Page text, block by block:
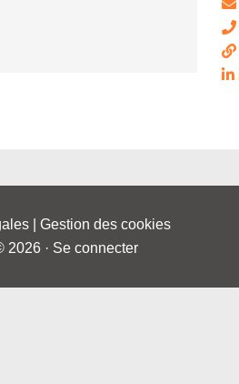
| Gestion des cookies
2026 · Se connecter